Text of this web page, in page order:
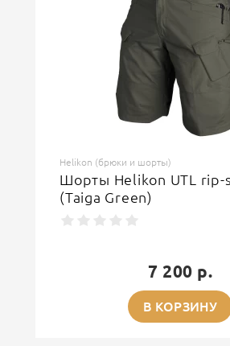
Helikon (брюки и шорты)
Шорты Helikon UTL rip-
(Taiga Green)
7 200 р.
В КОРЗИНУ